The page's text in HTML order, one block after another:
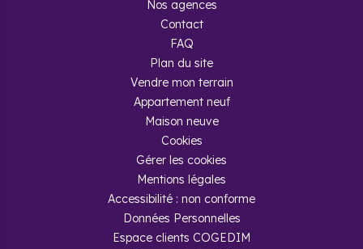
Nos agences
Contact
FAQ
Plan du site
Vendre mon terrain
Appartement neuf
Maison neuve
Cookies
Gérer les cookies
Mentions légales
Accessibilité : non conforme
Données Personnelles
Espace clients COGEDIM